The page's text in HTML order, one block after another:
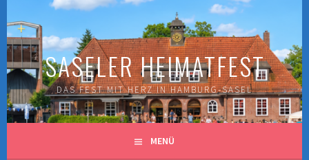
zum
Inhalt
SASELER HEIMATFEST
DAS FEST MIT HERZ IN HAMBURG-SASEL
MENÜ